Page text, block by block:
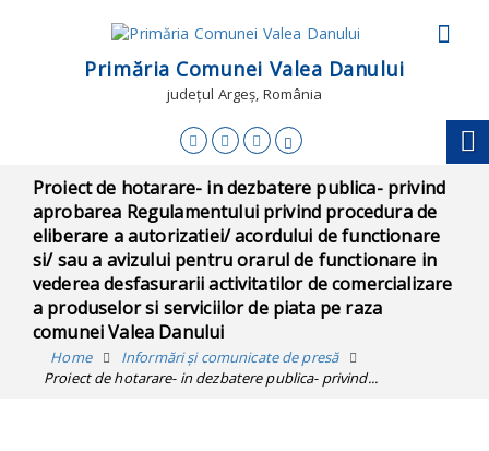
Primăria Comunei Valea Danului
județul Argeș, România
Proiect de hotarare- in dezbatere publica- privind
aprobarea Regulamentului privind procedura de
eliberare a autorizatiei/ acordului de functionare
si/ sau a avizului pentru orarul de functionare in
vederea desfasurarii activitatilor de comercializare
a produselor si serviciilor de piata pe raza
comunei Valea Danului
Home
Informări și comunicate de presă
Proiect de hotarare- in dezbatere publica- privind...